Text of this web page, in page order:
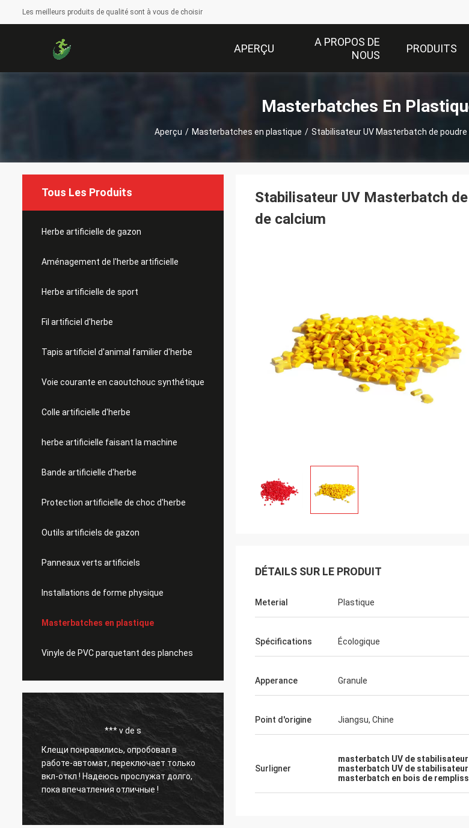
Les meilleurs produits de qualité sont à vous de choisir
APERÇU
A PROPOS DE
NOUS
PRODUITS
Masterbatches En
Aperçu / Masterbatches en plastique / Stabilisateur UV Masterbatch de
Tous Les Produits
Herbe artificielle de gazon
Aménagement de l'herbe artificielle
Herbe artificielle de sport
Fil artificiel d'herbe
Tapis artificiel d'animal familier d'herbe
Voie courante en caoutchouc synthétique
Colle artificielle d'herbe
herbe artificielle faisant la machine
Bande artificielle d'herbe
Protection artificielle de choc d'herbe
Outils artificiels de gazon
Panneaux verts artificiels
Installations de forme physique
Masterbatches en plastique
Vinyle de PVC parquetant des planches
*** v de s
Клещи понравились, опробовал в
работе-автомат, переключает только
вкл-откл ! Надеюсь прослужат долго,
пока впечатления отличные !
environ 4 années, et doit admettre que le
service qu'ils fournissent aboved a prévu.
Stabilisateur UV Masterbatch
de calcium
DÉTAILS SUR LE PRODUIT
Meterial Plastique
Spécifications Écologique
Apperance Granule
Point d'origine Jiangsu, Chine
Surligner
masterbatch UV de
masterbatch UV de
masterbatch en bois de